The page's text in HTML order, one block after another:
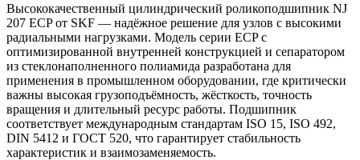
Высококачественный цилиндрический роликоподшипник NJ
207 ECP от SKF — надёжное решение для узлов с высокими
радиальными нагрузками. Модель серии ECP с
оптимизированной внутренней конструкцией и сепаратором
из стеклонаполненного полиамида разработана для
применения в промышленном оборудовании, где критически
важны высокая грузоподъёмность, жёсткость, точность
вращения и длительный ресурс работы. Подшипник
соответствует международным стандартам ISO 15, ISO 492,
DIN 5412 и ГОСТ 520, что гарантирует стабильность
характеристик и взаимозаменяемость.